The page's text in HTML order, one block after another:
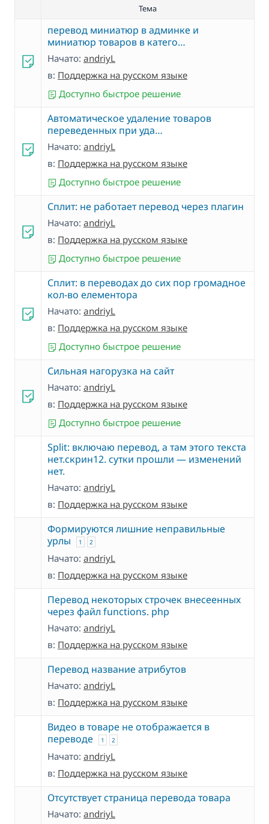
Тема
перевод миниатюр в админке и
миниатюр товаров в катего…
Начато: andriyL
в: Поддержка на русском языке
Доступно быстрое решение
Автоматическое удаление товаров
переведенных при уда…
Начато: andriyL
в: Поддержка на русском языке
Доступно быстрое решение
Сплит: не работает перевод через плагин
Начато: andriyL
в: Поддержка на русском языке
Доступно быстрое решение
Сплит: в переводах до сих пор громадное
кол-во елементора
Начато: andriyL
в: Поддержка на русском языке
Доступно быстрое решение
Сильная нагорузка на сайт
Начато: andriyL
в: Поддержка на русском языке
Доступно быстрое решение
Split: включаю перевод, а там этого текста
нет.скрин12. сутки прошли — изменений
нет.
Начато: andriyL
в: Поддержка на русском языке
Формируются лишние неправильные
урлы
1 2
Начато: andriyL
в: Поддержка на русском языке
Перевод некоторых строчек внесеенных
через файл functions. php
Начато: andriyL
в: Поддержка на русском языке
Перевод название атрибутов
Начато: andriyL
в: Поддержка на русском языке
Видео в товаре не отображается в
переводе
1 2
Начато: andriyL
в: Поддержка на русском языке
Отсутствует страница перевода товара
Начато: andriyL